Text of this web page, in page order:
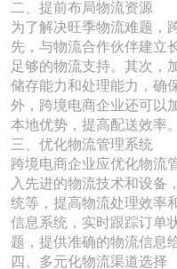
二、提前布局物流资源
为了解决旺季物流难题，
先，与物流合作伙伴建立
足够的物流支持。其次，
储存能力和处理能力，确
外，跨境电商企业还可以
本地优势，提高配送效率。
三、优化物流管理系统
跨境电商企业应优化物流
入先进的物流技术和设备
统等，提高物流处理效率
信息系统，实时跟踪订单
题，提供准确的物流信息
四、多元化物流渠道选择